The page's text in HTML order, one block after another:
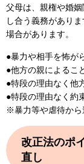
父母は、親権や婚
し合う義務があり
場合があります。
●暴力や相手を怖が
●他方の親によるこ
●特段の理由なく他
●特段の理由なく約
※暴力等や虐待から
改正法のポ
直し